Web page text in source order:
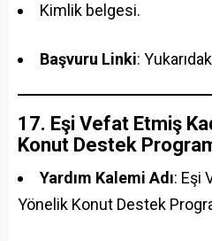
Kimlik belgesi.
Başvuru Linki:
17. Eşi Vefat Etmiş
Konut Destek
Yardım Kalemi Adı: Eşi
Yönelik Konut Destek